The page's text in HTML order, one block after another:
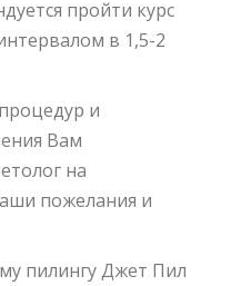
пройти курс
в 1,5-2
и
Вам
на
пожелания и
пилингу Джет Пил